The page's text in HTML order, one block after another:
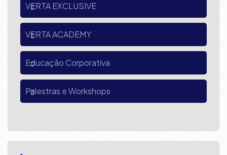
VERTA EXCLUSIVE
VERTA ACADEMY
Educação Corporativa
Palestras e Workshops